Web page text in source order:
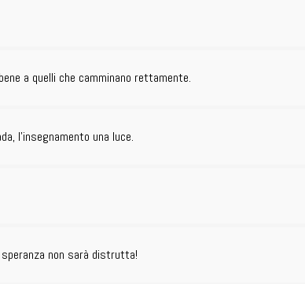
a quelli che camminano rettamente.
l’insegnamento una luce.
speranza non sarà distrutta!